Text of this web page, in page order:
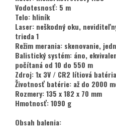
Vodotesnosť: 5 m
Telo: hliník
Laser: neškodný oku,
trieda 1
Režim merania: skenovanie,
Balistický systém: áno,
počítaná od 10 do 550 m
Zdroj: 1x 3V / CR2 lítiová batéria
Životnosť batérie: až do 2000
Rozmery: 135 x 182 x 70 mm
Hmotnosť: 1090 g
Obsah balenia: